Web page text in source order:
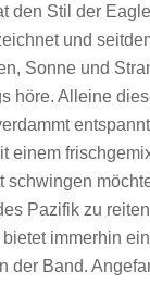
den Stil der
und
Sonne und
höre. Alleine
einem
schwingen
Pazifik zu
bietet immerhin
der Band.